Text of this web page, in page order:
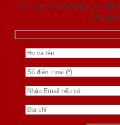
Vui lòng nhập thông tin để
chúng